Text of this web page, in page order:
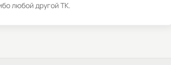
любой другой ТК.